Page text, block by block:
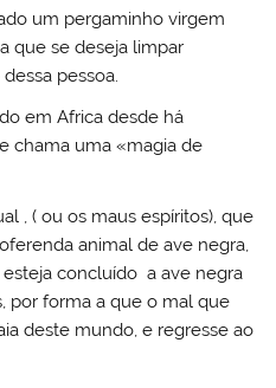
um pergaminho virgem
que se deseja limpar
pessoa.
em Africa desde há
chama uma «magia de
, ( ou os maus espíritos), que
animal de ave negra,
concluído a ave negra
por forma a que o mal que
deste mundo, e regresse ao